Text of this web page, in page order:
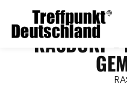
RASDORF